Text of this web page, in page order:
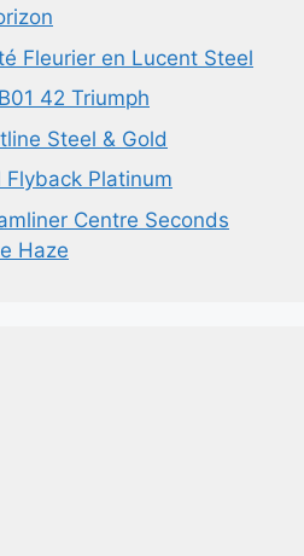
Fleurier en Lucent Steel
42 Triumph
Steel & Gold
Flyback Platinum
Centre Seconds
Haze